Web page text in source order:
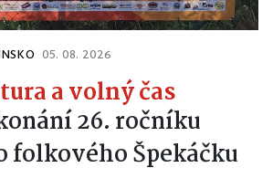
05. 08. 2026
a volný čas
26. ročníku
folkového Špekáčku